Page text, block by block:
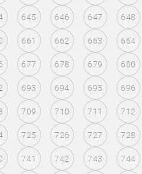
645 646 647 648
661 662 663 664
677 678 679 680
693 694 695 696
709 710 711 712
725 726 727 728
741 742 743 744